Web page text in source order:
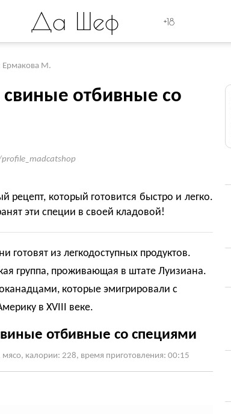
Да Шеф +18
Ермакова М.
отбивные со
рецепт, который готовится быстро и легко.
эти специи в своей кладовой!
готовят из легкодоступных продуктов.
группа, проживающая в штате Луизиана.
которые эмигрировали с
в ХVIII веке.
отбивные со специями
мясо, калории: 228, время приготовления: 00:15